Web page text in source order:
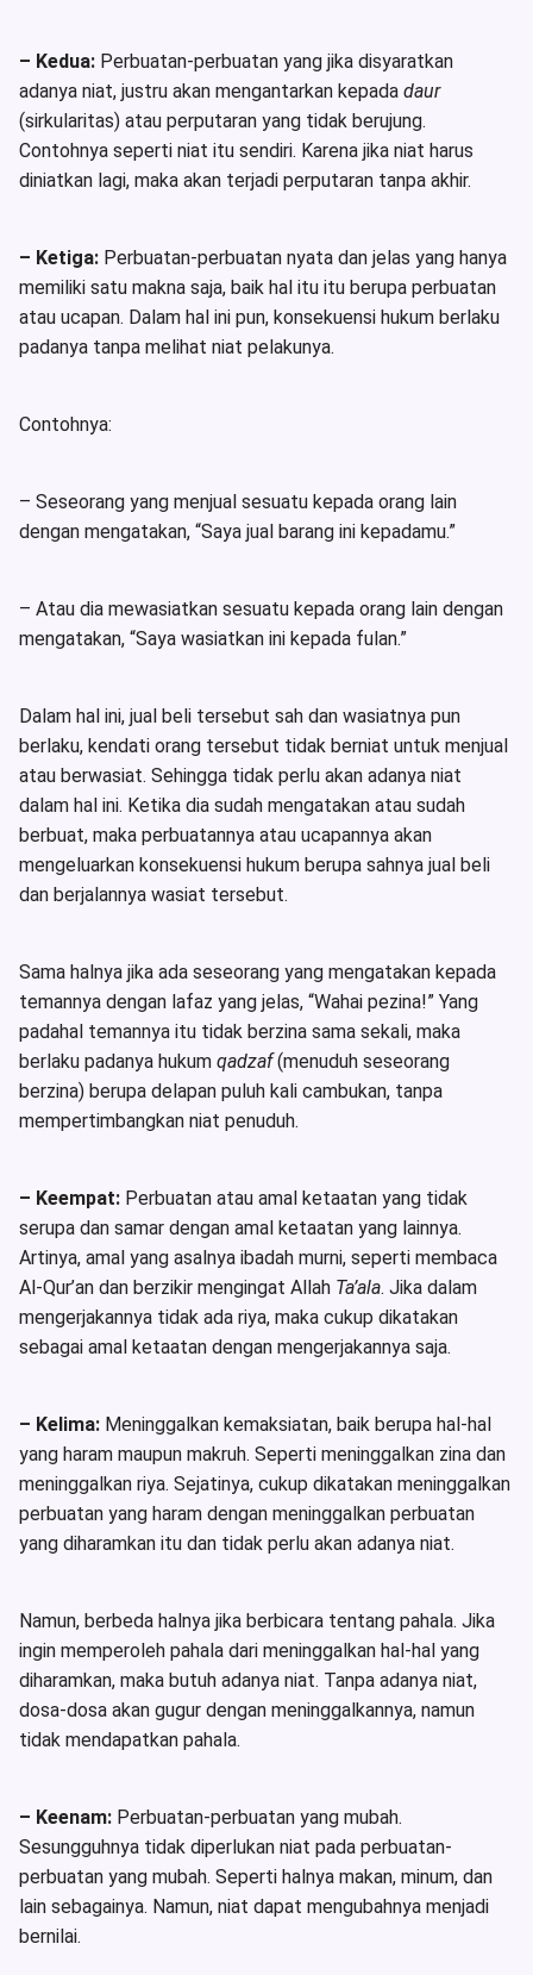
– Kedua: Perbuatan-perbuatan yang jika disyaratkan
adanya niat, justru akan mengantarkan kepada daur
(sirkularitas) atau perputaran yang tidak berujung.
Contohnya seperti niat itu sendiri. Karena jika niat harus
diniatkan lagi, maka akan terjadi perputaran tanpa akhir.
– Ketiga: Perbuatan-perbuatan nyata dan jelas yang hanya
memiliki satu makna saja, baik hal itu itu berupa perbuatan
atau ucapan. Dalam hal ini pun, konsekuensi hukum berlaku
padanya tanpa melihat niat pelakunya.
Contohnya:
– Seseorang yang menjual sesuatu kepada orang lain
dengan mengatakan, “Saya jual barang ini kepadamu.”
– Atau dia mewasiatkan sesuatu kepada orang lain dengan
mengatakan, “Saya wasiatkan ini kepada fulan.”
Dalam hal ini, jual beli tersebut sah dan wasiatnya pun
berlaku, kendati orang tersebut tidak berniat untuk menjual
atau berwasiat. Sehingga tidak perlu akan adanya niat
dalam hal ini. Ketika dia sudah mengatakan atau sudah
berbuat, maka perbuatannya atau ucapannya akan
mengeluarkan konsekuensi hukum berupa sahnya jual beli
dan berjalannya wasiat tersebut.
Sama halnya jika ada seseorang yang mengatakan kepada
temannya dengan lafaz yang jelas, “Wahai pezina!” Yang
padahal temannya itu tidak berzina sama sekali, maka
berlaku padanya hukum qadzaf(menuduh seseorang
berzina) berupa delapan puluh kali cambukan, tanpa
mempertimbangkan niat penuduh.
– Keempat: Perbuatan atau amal ketaatan yang tidak
serupa dan samar dengan amal ketaatan yang lainnya.
Artinya, amal yang asalnya ibadah murni, seperti membaca
Al-Qur’an dan berzikir mengingat Allah Ta’ala. Jika dalam
mengerjakannya tidak ada riya, maka cukup dikatakan
sebagai amal ketaatan dengan mengerjakannya saja.
– Kelima: Meninggalkan kemaksiatan, baik berupa hal-hal
yang haram maupun makruh. Seperti meninggalkan zina dan
meninggalkan riya. Sejatinya, cukup dikatakan meninggalkan
perbuatan yang haram dengan meninggalkan perbuatan
yang diharamkan itu dan tidak perlu akan adanya niat.
Namun, berbeda halnya jika berbicara tentang pahala. Jika
ingin memperoleh pahala dari meninggalkan hal-hal yang
diharamkan, maka butuh adanya niat. Tanpa adanya niat,
dosa-dosa akan gugur dengan meninggalkannya, namun
tidak mendapatkan pahala.
– Keenam: Perbuatan-perbuatan yang mubah.
Sesungguhnya tidak diperlukan niat pada perbuatan-
perbuatan yang mubah. Seperti halnya makan, minum, dan
lain sebagainya. Namun, niat dapat mengubahnya menjadi
bernilai.